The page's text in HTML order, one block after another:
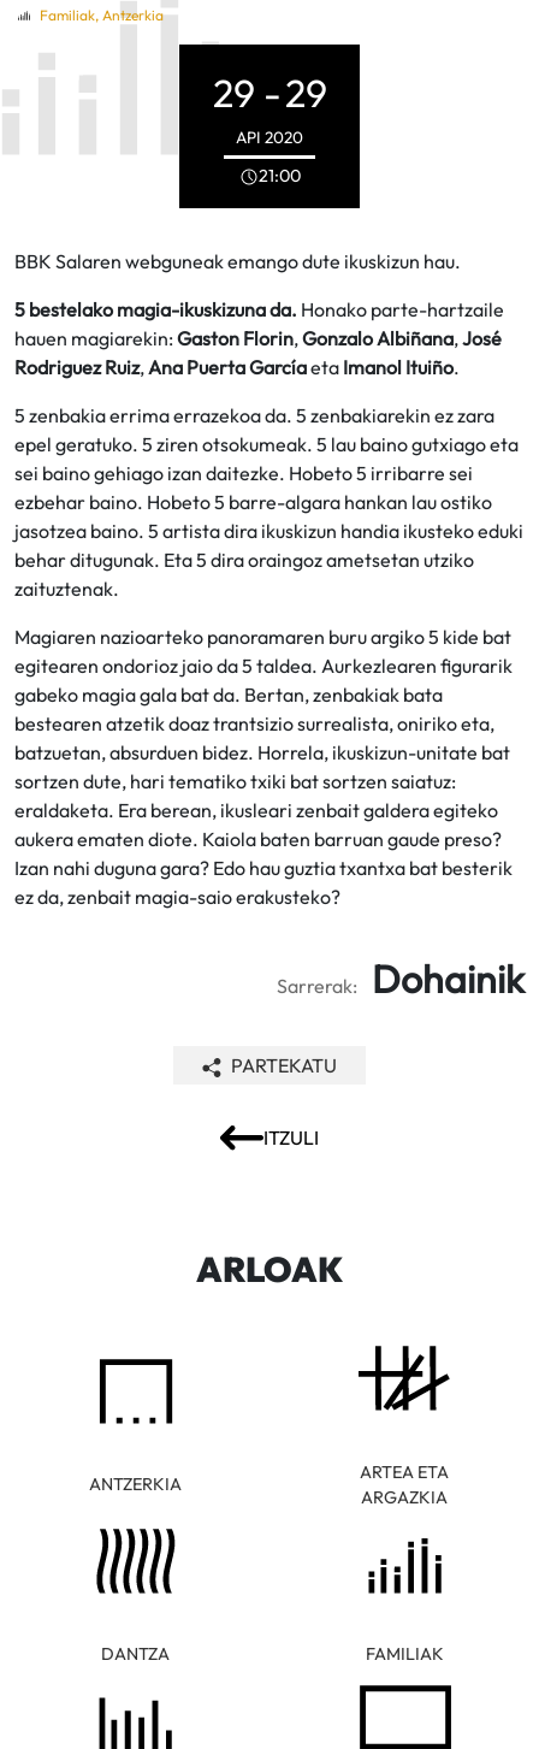
Familiak, Antzerkia
29 -29
API 2020
21:00
BBK Salaren webguneak emango dute ikuskizun hau.
5 bestelako magia-ikuskizuna da. Honako parte-hartzaile
hauen magiarekin: Gaston Florin,Gonzalo Albiñana,José
Rodriguez Ruiz,Ana Puerta Garcíaeta Imanol Ituiño.
5 zenbakia errima errazekoa da. 5 zenbakiarekin ez zara
epel geratuko. 5 ziren otsokumeak. 5 lau baino gutxiago eta
sei baino gehiago izan daitezke. Hobeto 5 irribarre sei
ezbehar baino. Hobeto 5 barre-algara hankan lau ostiko
jasotzea baino. 5 artista dira ikuskizun handia ikusteko eduki
behar ditugunak. Eta 5 dira oraingoz ametsetan utziko
zaituztenak.
Magiaren nazioarteko panoramaren buru argiko 5 kide bat
egitearen ondorioz jaio da 5 taldea. Aurkezlearen figurarik
gabeko magia gala bat da. Bertan, zenbakiak bata
bestearen atzetik doaz trantsizio surrealista, oniriko eta,
batzuetan, absurduen bidez. Horrela, ikuskizun-unitate bat
sortzen dute, hari tematiko txiki bat sortzen saiatuz:
eraldaketa. Era berean, ikusleari zenbait galdera egiteko
aukera ematen diote. Kaiola baten barruan gaude preso?
Izan nahi duguna gara? Edo hau guztia txantxa bat besterik
ez da, zenbait magia-saio erakusteko?
Sarrerak: Dohainik
ITZULI
PARTEKATU
ARLOAK
ANTZERKIA
ARTEA ETA
ARGAZKIA
DANTZA FAMILIAK